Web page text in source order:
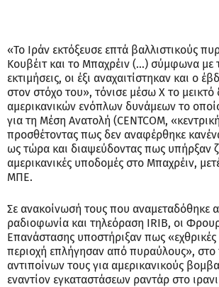
«Το Ιράν εκτόξευσε επτά βαλλιστικούς
Κουβέιτ και το Μπαχρέιν (...) σύμφωνα με
εκτιμήσεις, οι έξι αναχαιτίστηκαν και ο
στον στόχο του», τόνισε μέσω X το μεικτό
αμερικανικών ενόπλων δυνάμεων το
για τη Μέση Ανατολή (CENTCOM,
προσθέτοντας πως δεν αναφέρθηκε
ως τώρα και διαψεύδοντας πως υπήρξαν
αμερικανικές υποδομές στο Μπαχρέιν,
ΜΠΕ.
Σε ανακοίνωσή τους που αναμεταδόθηκε
ραδιοφωνία και τηλεόραση IRIB, οι
Επανάστασης υποστήριξαν πως «εχθρικές
περιοχή επλήγησαν από πυραύλους», στο
αντιποίνων τους για αμερικανικούς
εναντίον εγκαταστάσεων ραντάρ στο